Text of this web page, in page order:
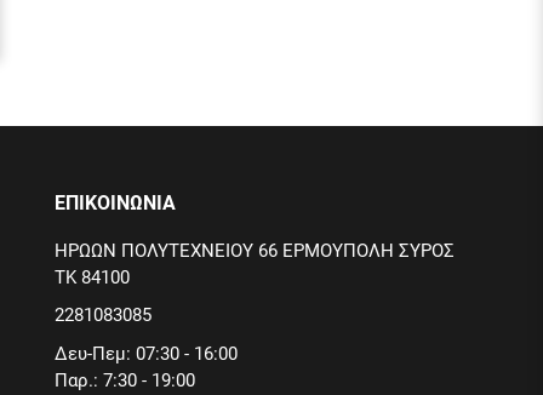
ΕΠΙΚΟΙΝΩΝΙΑ
ΗΡΩΩΝ ΠΟΛΥΤΕΧΝΕΙΟΥ 66 ΕΡΜΟΥΠΟΛΗ ΣΥΡΟΣ
ΤΚ 84100
2281083085
Δευ-Πεμ: 07:30 - 16:00
Παρ.: 7:30 - 19:00